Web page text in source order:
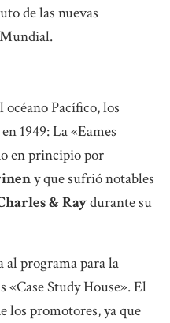
de las nuevas
Pacífico, los
1949: La «Eames
en principio por
y que sufrió notables
& Raydurante su
al programa para la
Study House». El
los promotores, ya que